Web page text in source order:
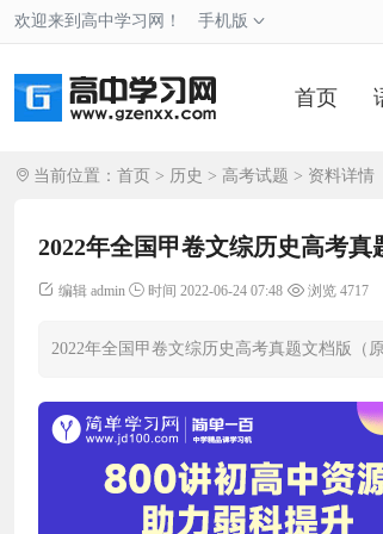
欢迎来到高中学习网！ 手机版
首页
当前位置： 首页 > 历史 > 高考试题 > 资料详情
2022年全国甲卷文综历史高考真
编辑 admin 时间 2022-06-24 07:48 浏览 4717
2022年全国甲卷文综历史高考真题文档版（